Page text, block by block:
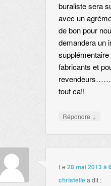
buraliste sera
avec un
de bon pour
demandera un
fabricants et
tout ca!!
Répondre ↓
Le 28 mai 2013 à
christellea dit :